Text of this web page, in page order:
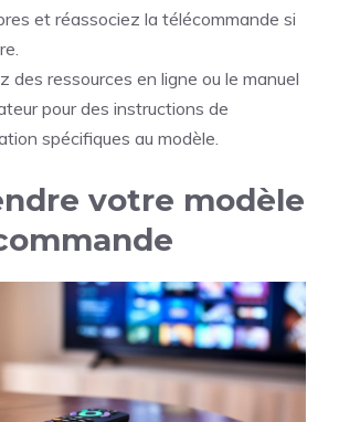
et réassociez la télécommande si
des ressources en ligne ou le manuel
pour des instructions de
spécifiques au modèle.
votre modèle